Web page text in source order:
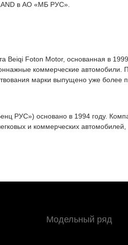
в АО «МБ РУС».
Beiqi Foton Motor, основанная в
коммерческие
марки выпущено уже более
PУC») основано в 1994 году.
и коммерческих
Модельный ряд